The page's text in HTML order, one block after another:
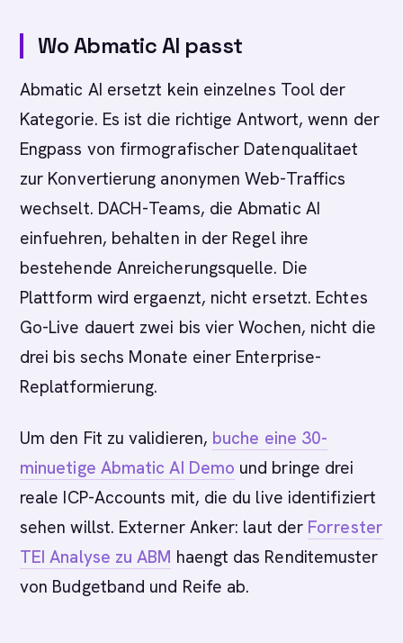
Wo Abmatic AI passt
Abmatic AI ersetzt kein einzelnes Tool der
Kategorie. Es ist die richtige Antwort, wenn der
Engpass von firmografischer Datenqualitaet
zur Konvertierung anonymen Web-Traffics
wechselt. DACH-Teams, die Abmatic AI
einfuehren, behalten in der Regel ihre
bestehende Anreicherungsquelle. Die
Plattform wird ergaenzt, nicht ersetzt. Echtes
Go-Live dauert zwei bis vier Wochen, nicht die
drei bis sechs Monate einer Enterprise-
Replatformierung.
Um den Fit zu validieren, buche eine 30-
minuetige Abmatic AI Demo und bringe drei
reale ICP-Accounts mit, die du live identifiziert
sehen willst. Externer Anker: laut der Forrester
TEI Analyse zu ABM haengt das Renditemuster
von Budgetband und Reife ab.